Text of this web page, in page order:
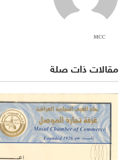
MCC
مقالات ذات صلة